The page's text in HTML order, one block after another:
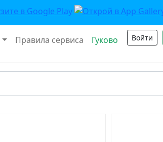
Правила сервиса Гуково Войти